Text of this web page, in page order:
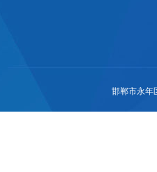
邯郸市永年